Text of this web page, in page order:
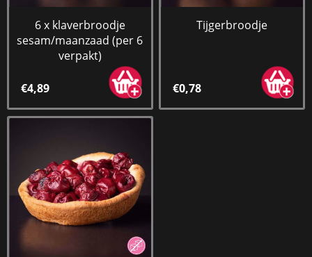
6 x klaverbroodje
sesam/maanzaad (per 6
verpakt)
€4,89
Tijgerbroodje
€0,78